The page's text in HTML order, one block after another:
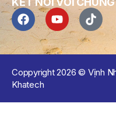
Coppyright 2026 © Vịnh
Khatech